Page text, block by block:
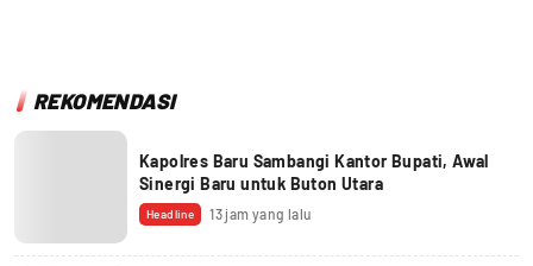
REKOMENDASI
Kapolres Baru Sambangi Kantor Bupati, Awal
Sinergi Baru untuk Buton Utara
Headline 13 jam yang lalu